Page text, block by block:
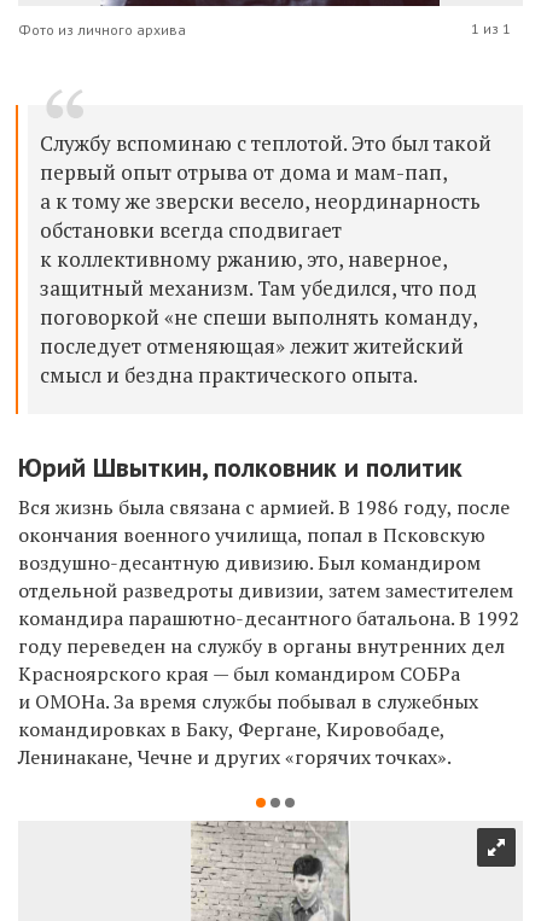
Фото из личного архива 1 из 1
Службу вспоминаю с теплотой. Это был такой
первый опыт отрыва от дома и мам-пап,
а к тому же зверски весело, неординарность
обстановки всегда сподвигает
к коллективному ржанию, это, наверное,
защитный механизм. Там убедился, что под
поговоркой «не спеши выполнять команду,
последует отменяющая» лежит житейский
смысл и бездна практического опыта.
Юрий Швыткин, полковник и политик
Вся жизнь была связана с армией. В 1986 году, после
окончания военного училища, попал в Псковскую
воздушно-десантную дивизию. Был командиром
отдельной разведроты дивизии, затем заместителем
командира парашютно-десантного батальона. В 1992
году переведен на службу в органы внутренних дел
Красноярского края — был командиром СОБРа
и ОМОНа. За время службы побывал в служебных
командировках в Баку, Фергане, Кировобаде,
Ленинакане, Чечне и других «горячих точках».